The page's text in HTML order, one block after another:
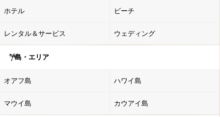
ホテル ビーチ
レンタル＆サービス ウェディング
島・エリア
オアフ島 ハワイ島
マウイ島 カウアイ島